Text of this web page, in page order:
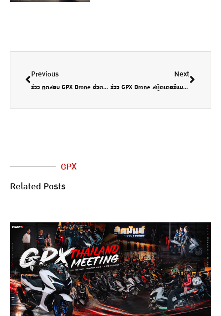
Previous
รีวิว ทดสอบ GPX Drone ชีวิตอิสระแบบมีดีไซน์ เจาะให้ลึก ข้อดี ข้อสังเกตุ ก่อนตัดสินใจซื้อ [ มีคลิปรีวิว ] by vrthairider ขาติดถัง หลังติดนม
Next
รีวิว GPX Drone สกู๊ตเตอร์แบรนด์ไทย สเปคไม่กั๊ก เร็วสุดในคลาส 150cc by Moto Rival
GPX
Related Posts